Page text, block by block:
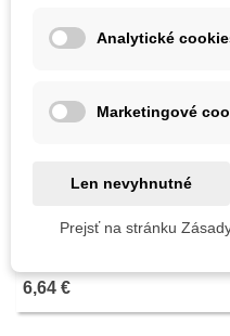
Pridať do košíka
Kultivátor Fiskars - čierný - 1
6,64 €
Analytické
Marketingové
Len nevyhnutné
Prejsť na stránku